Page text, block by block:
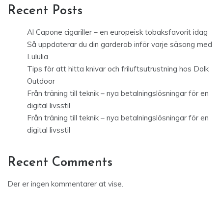
Recent Posts
Al Capone cigariller – en europeisk tobaksfavorit idag
Så uppdaterar du din garderob inför varje säsong med
Lululia
Tips för att hitta knivar och friluftsutrustning hos Dolk
Outdoor
Från träning till teknik – nya betalningslösningar för en
digital livsstil
Från träning till teknik – nya betalningslösningar för en
digital livsstil
Recent Comments
Der er ingen kommentarer at vise.